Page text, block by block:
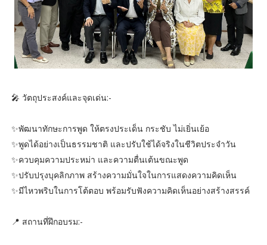
🎤 วัตถุประสงค์และจุดเด่น:-
✨️พัฒนาทักษะการพูด ให้ตรงประเด็น กระชับ ไม่เยิ่นเย้อ
✨️พูดได้อย่างเป็นธรรมชาติ และปรับใช้ได้จริงในชีวิตประจำวัน
✨️ควบคุมความประหม่า และความตื่นเต้นขณะพูด
✨️ปรับปรุงบุคลิกภาพ สร้างความมั่นใจในการแสดงความคิดเห็น
✨️มีไหวพริบในการโต้ตอบ พร้อมรับฟังความคิดเห็นอย่างสร้างสรรค์
📍 สถานที่ฝึกอบรม:-